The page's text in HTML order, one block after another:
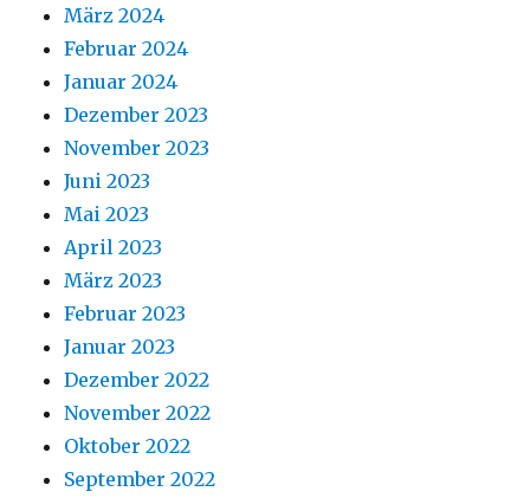
März 2024
Februar 2024
Januar 2024
Dezember 2023
November 2023
Juni 2023
Mai 2023
April 2023
März 2023
Februar 2023
Januar 2023
Dezember 2022
November 2022
Oktober 2022
September 2022